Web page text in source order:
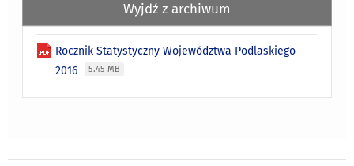
Wyjdź z archiwum
Rocznik Statystyczny Województwa Podlaskiego
2016
5.45 MB